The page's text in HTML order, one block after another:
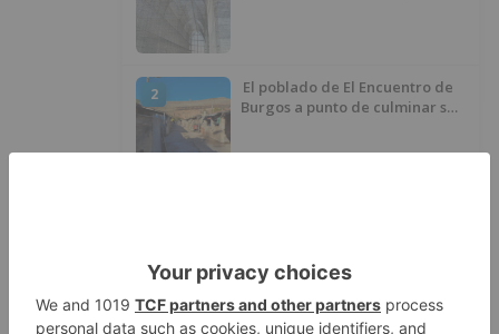
2
El poblado de El Encuentro de
Burgos a punto de culminar su
CCOO Burgos tramita más de 200